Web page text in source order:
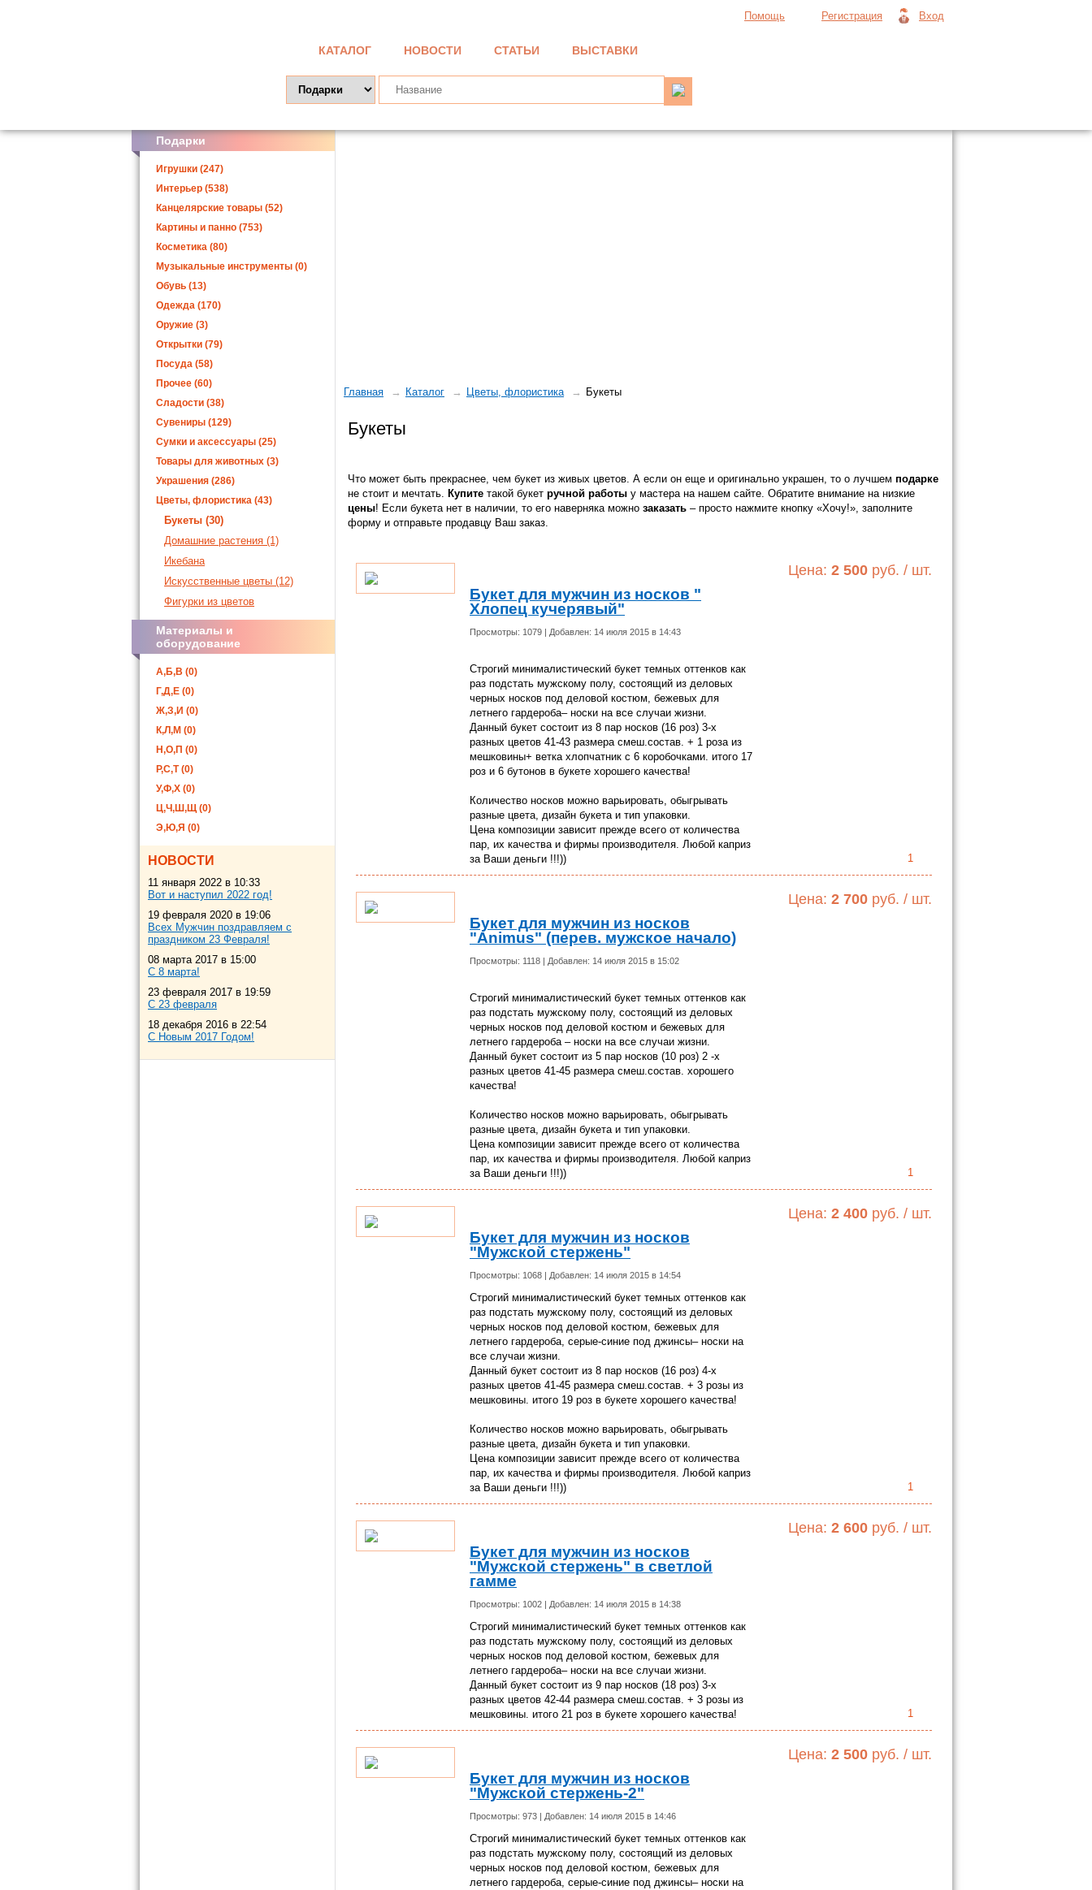
КАТАЛОГ НОВОСТИ СТАТЬИ ВЫСТАВКИ
Помощь Регистрация Вход
Главная Каталог Цветы, флористика Букеты
Букеты
Что может быть прекраснее, чем букет из живых цветов. А если он еще и оригинально украшен, то о лучшем подарке
не стоит и мечтать. Купите такой букет ручной работы у мастера на нашем сайте. Обратите внимание на низкие
цены! Если букета нет в наличии, то его наверняка можно заказать – просто нажмите кнопку «Хочу!», заполните
форму и отправьте продавцу Ваш заказ.
Букет для мужчин из носков "
Хлопец кучерявый"
Просмотры: 1079 | Добавлен: 14 июля 2015 в 14:43
Строгий минималистический букет темных оттенков как
раз подстать мужскому полу, состоящий из деловых
черных носков под деловой костюм, бежевых для
летнего гардероба– носки на все случаи жизни.
Данный букет состоит из 8 пар носков (16 роз) 3-х
разных цветов 41-43 размера смеш.состав. + 1 роза из
мешковины+ ветка хлопчатник с 6 коробочками. итого 17
роз и 6 бутонов в букете хорошего качества!
Количество носков можно варьировать, обыгрывать
разные цвета, дизайн букета и тип упаковки.
Цена композиции зависит прежде всего от количества
пар, их качества и фирмы производителя. Любой каприз
за Ваши деньги !!!))
Цена: 2 500 руб. / шт.
1
Букет для мужчин из носков
"Аnimus" (перев. мужское начало)
Просмотры: 1118 | Добавлен: 14 июля 2015 в 15:02
Строгий минималистический букет темных оттенков как
раз подстать мужскому полу, состоящий из деловых
черных носков под деловой костюм и бежевых для
летнего гардероба – носки на все случаи жизни.
Данный букет состоит из 5 пар носков (10 роз) 2 -х
разных цветов 41-45 размера смеш.состав. хорошего
качества!
Количество носков можно варьировать, обыгрывать
разные цвета, дизайн букета и тип упаковки.
Цена композиции зависит прежде всего от количества
пар, их качества и фирмы производителя. Любой каприз
за Ваши деньги !!!))
Цена: 2 700 руб. / шт.
1
Букет для мужчин из носков
"Мужской стержень"
Просмотры: 1068 | Добавлен: 14 июля 2015 в 14:54
Строгий минималистический букет темных оттенков как
раз подстать мужскому полу, состоящий из деловых
черных носков под деловой костюм, бежевых для
летнего гардероба, серые-синие под джинсы– носки на
все случаи жизни.
Данный букет состоит из 8 пар носков (16 роз) 4-х
разных цветов 41-45 размера смеш.состав. + 3 розы из
мешковины. итого 19 роз в букете хорошего качества!
Количество носков можно варьировать, обыгрывать
разные цвета, дизайн букета и тип упаковки.
Цена композиции зависит прежде всего от количества
пар, их качества и фирмы производителя. Любой каприз
за Ваши деньги !!!))
Цена: 2 400 руб. / шт.
1
Букет для мужчин из носков
"Мужской стержень" в светлой
гамме
Просмотры: 1002 | Добавлен: 14 июля 2015 в 14:38
Строгий минималистический букет темных оттенков как
раз подстать мужскому полу, состоящий из деловых
черных носков под деловой костюм, бежевых для
летнего гардероба– носки на все случаи жизни.
Данный букет состоит из 9 пар носков (18 роз) 3-х
разных цветов 42-44 размера смеш.состав. + 3 розы из
мешковины. итого 21 роз в букете хорошего качества!
Цена: 2 600 руб. / шт.
1
Букет для мужчин из носков
"Мужской стержень-2"
Просмотры: 973 | Добавлен: 14 июля 2015 в 14:46
Строгий минималистический букет темных оттенков как
раз подстать мужскому полу, состоящий из деловых
черных носков под деловой костюм, бежевых для
летнего гардероба, серые-синие под джинсы– носки на
Цена: 2 500 руб. / шт.
Подарки
Игрушки (247)
Интерьер (538)
Канцелярские товары (52)
Картины и панно (753)
Косметика (80)
Музыкальные инструменты (0)
Обувь (13)
Одежда (170)
Оружие (3)
Открытки (79)
Посуда (58)
Прочее (60)
Сладости (38)
Сувениры (129)
Сумки и аксессуары (25)
Товары для животных (3)
Украшения (286)
Цветы, флористика (43)
Букеты (30)
Домашние растения (1)
Икебана
Искусственные цветы (12)
Фигурки из цветов
Материалы и
оборудование
А,Б,В (0)
Г,Д,Е (0)
Ж,З,И (0)
К,Л,М (0)
Н,О,П (0)
Р,С,Т (0)
У,Ф,Х (0)
Ц,Ч,Ш,Щ (0)
Э,Ю,Я (0)
НОВОСТИ
11 января 2022 в 10:33
Вот и наступил 2022 год!
19 февраля 2020 в 19:06
Всех Мужчин поздравляем с
праздником 23 Февраля!
08 марта 2017 в 15:00
С 8 марта!
23 февраля 2017 в 19:59
С 23 февраля
18 декабря 2016 в 22:54
С Новым 2017 Годом!